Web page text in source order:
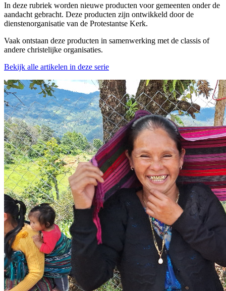
In deze rubriek worden nieuwe producten voor gemeenten onder de
aandacht gebracht. Deze producten zijn ontwikkeld door de
dienstenorganisatie van de Protestantse Kerk.
Vaak ontstaan deze producten in samenwerking met de classis of
andere christelijke organisaties.
Bekijk alle artikelen in deze serie